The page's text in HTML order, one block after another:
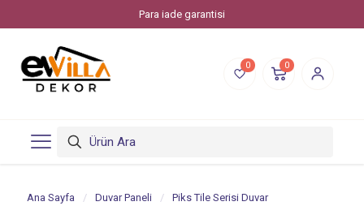
Para iade garantisi
0 0
Ana Sayfa / Duvar Paneli /
Piks Tile Serisi Duvar